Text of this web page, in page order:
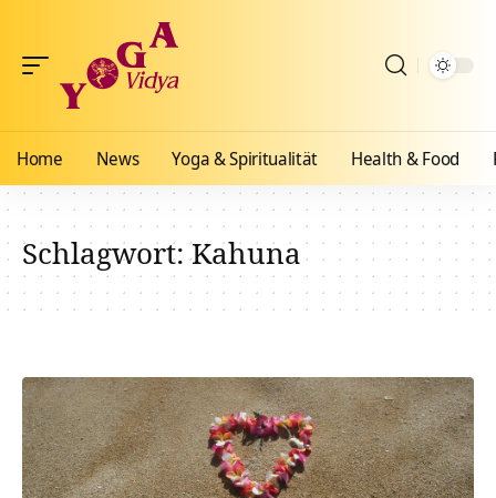
Home News Yoga & Spiritualität Health & Food
Schlagwort:Kahuna